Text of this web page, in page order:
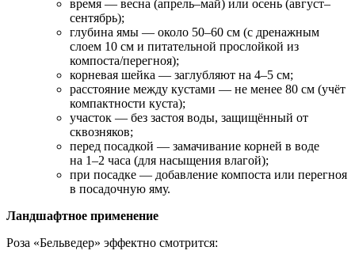
время — весна (апрель–май) или осень (август–
сентябрь);
глубина ямы — около 50–60 см (с дренажным
слоем 10 см и питательной прослойкой из
компоста/перегноя);
корневая шейка — заглубляют на 4–5 см;
расстояние между кустами — не менее 80 см (учёт
компактности куста);
участок — без застоя воды, защищённый от
сквозняков;
перед посадкой — замачивание корней в воде
на 1–2 часа (для насыщения влагой);
при посадке — добавление компоста или перегноя
в посадочную яму.
Ландшафтное применение
Роза «Бельведер» эффектно смотрится: